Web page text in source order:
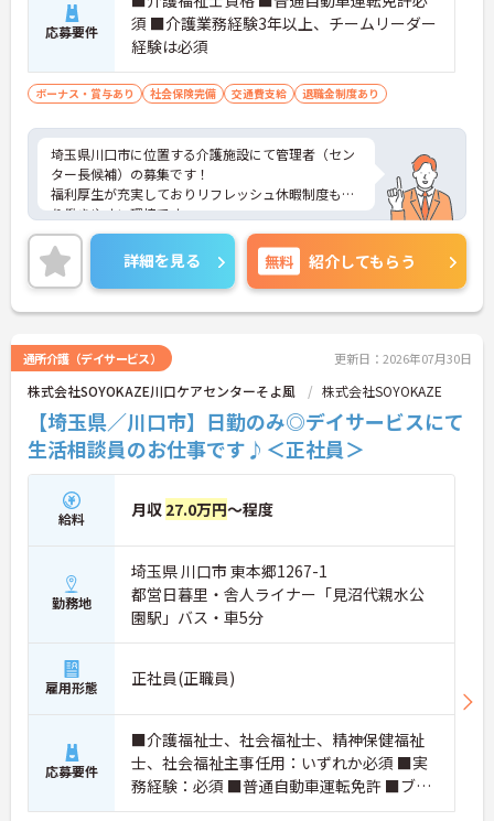
応募要件
須 ■介護業務経験3年以上、チームリーダー
経験は必須
ボーナス・賞与あり 社会保険完備 交通費支給 退職金制度あり
埼玉県川口市に位置する介護施設にて管理者（セン
ター長候補）の募集です！
福利厚生が充実しておりリフレッシュ休暇制度もあ
り働きやすい環境です。
ご興味ある方には、面接対策ポイントなど、さらに
詳細をお話しいたしますのでお気軽にご相談くださ
い！
詳細を見る 無料 紹介してもらう
通所介護（デイサービス） 更新日：2026年07月30日
株式会社SOYOKAZE川口ケアセンターそよ風 株式会社SOYOKAZE
【埼玉県／川口市】日勤のみ◎デイサービスにて
生活相談員のお仕事です♪＜正社員＞
給料 月収 27.0万円～程度
勤務地
埼玉県 川口市 東本郷1267-1
都営日暮里・舎人ライナー「見沼代親水公
園駅」バス・車5分
雇用形態 正社員(正職員)
応募要件
■介護福祉士、社会福祉士、精神保健福祉
士、社会福祉主事任用：いずれか必須 ■実
務経験：必須 ■普通自動車運転免許 ■ブラ
ンク可